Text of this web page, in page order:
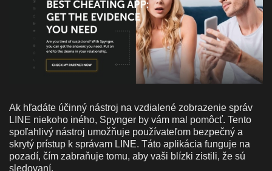
Ak hľadáte účinný nástroj na vzdialené zobrazenie správ
LINE niekoho iného, Spynger by vám mal pomôcť. Tento
spoľahlivý nástroj umožňuje používateľom bezpečný a
skrytý prístup k správam LINE. Táto aplikácia funguje na
pozadí, čím zabraňuje tomu, aby vaši blízki zistili, že sú
sledovaní.